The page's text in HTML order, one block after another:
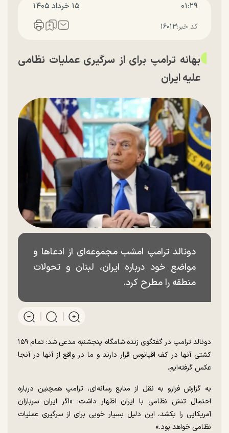
۰۱:۲۹ ۱۵ خرداد ۱۴۰۵
کد خبر:۱۶۰۱۳
بهانه ترامپ برای از سرگیری عملیات نظامی
علیه ایران
دونالد ترامپ امشب مجموعه‌ای از ادعا‌ها و
مواضع خود درباره ایران، لبنان و تحولات
منطقه را مطرح کرد.
دونالد ترامپ در گفتگوی زنده شامگاه پنجشنبه مدعی شد: تمام ۱۵۹
کشتی آنها در کف اقیانوس قرار دارند و ما در واقع از آنها در آنجا
عکس گرفته‌ایم.
به گزارش فرارو به نقل از منابع رسانه‌ای، ترامپ همچنین درباره
احتمال تنش نظامی با ایران اظهار داشت: «اگر ایران سربازان
آمریکایی را بکشد، این دلیل بسیار خوبی برای از سرگیری عملیات
نظامی خواهد بود.»